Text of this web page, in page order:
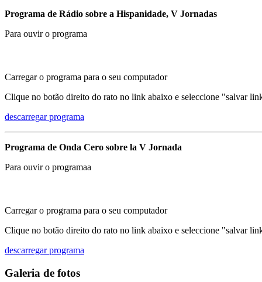
Programa de Rádio sobre a Hispanidade, V Jornadas
Para ouvir o programa
Carregar o programa para o seu computador
Clique no botão direito do rato no link abaixo e seleccione "salvar
descarregar programa
Programa de Onda Cero sobre la V Jornada
Para ouvir o programaa
Carregar o programa para o seu computador
Clique no botão direito do rato no link abaixo e seleccione "salvar
descarregar programa
Galeria de fotos